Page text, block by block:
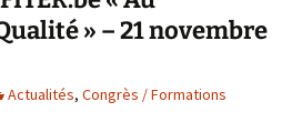
» – 21 novembre
Actualités, Congrès / Formations